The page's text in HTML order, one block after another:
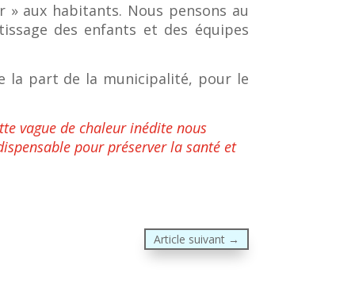
aux habitants. Nous pensons au
des enfants et des équipes
la part de la municipalité, pour le
vague de chaleur inédite nous
pour préserver la santé et
Article suivant→